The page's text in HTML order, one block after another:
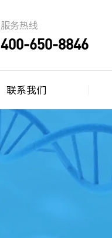
服务热线
400-650-8846
联系我们